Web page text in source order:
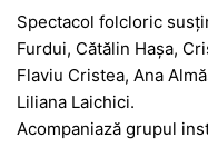
Spectacol folcloric
Furdui, Cătălin Hașa,
Flaviu Cristea, Ana
Liliana Laichici.
Acompaniază grupul